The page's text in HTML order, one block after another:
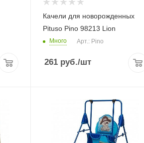
Качели для новорожденных
Pituso Pino 98213 Lion
Много Арт.: Pino
261руб./шт